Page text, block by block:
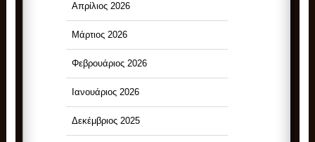
Απρίλιος 2026
Μάρτιος 2026
Φεβρουάριος 2026
Ιανουάριος 2026
Δεκέμβριος 2025